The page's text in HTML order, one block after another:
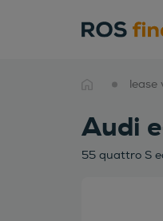
lease
Audi
55 quattro S